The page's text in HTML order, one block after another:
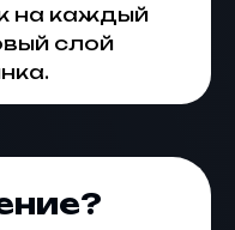
на каждый
слой